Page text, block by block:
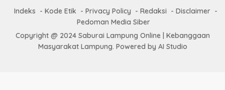
Indeks Kode Etik Privacy Policy Redaksi
Disclaimer
Pedoman Media Siber
Copyright @ 2024 Saburai Lampung Online | Kebanggaan
Masyarakat Lampung. Powered by AI Studio